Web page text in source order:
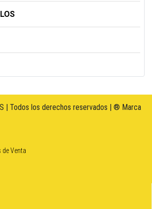
| Todos los derechos reservados | ® Marca
de Venta